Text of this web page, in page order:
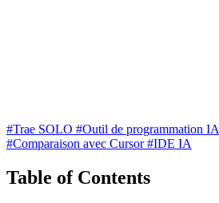
#Trae SOLO #Outil de programmation IA
#Comparaison avec Cursor#IDE IA
Table of Contents